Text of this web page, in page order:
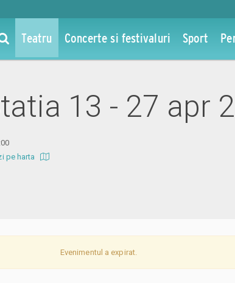
Teatru Concerte si festivaluri Sport
13 - 27 apr
pe harta
Evenimentul a expirat.